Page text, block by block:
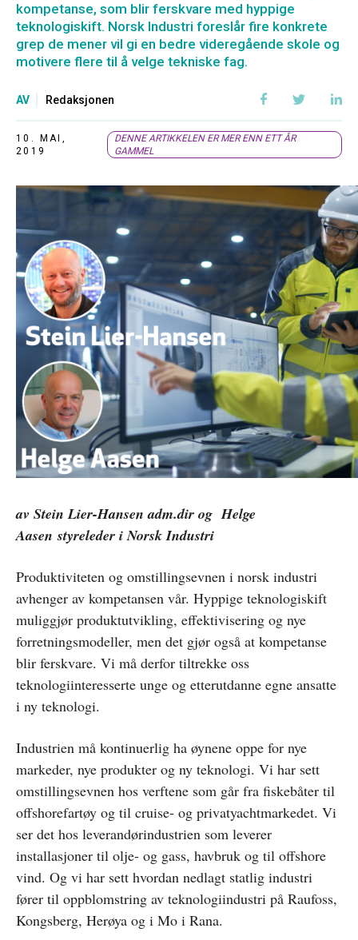
kompetanse, som blir ferskvare med hyppige
teknologiskift. Norsk Industri foreslår fire konkrete
grep de mener vil gi en bedre videregående skole og
motivere flere til å velge tekniske fag.
AV Redaksjonen
10. MAI,
2019
DENNE ARTIKKELEN ER MER ENN ETT ÅR
GAMMEL
av Stein Lier-Hansen adm.dir og Helge
Aasen styreleder i Norsk Industri
Produktiviteten og omstillingsevnen i norsk industri
avhenger av kompetansen vår. Hyppige teknologiskift
muliggjør produktutvikling, effektivisering og nye
forretningsmodeller, men det gjør også at kompetanse
blir ferskvare. Vi må derfor tiltrekke oss
teknologiinteresserte unge og etterutdanne egne ansatte
i ny teknologi.
Industrien må kontinuerlig ha øynene oppe for nye
markeder, nye produkter og ny teknologi. Vi har sett
omstillingsevnen hos verftene som går fra fiskebåter til
offshorefartøy og til cruise- og privatyachtmarkedet. Vi
ser det hos leverandørindustrien som leverer
installasjoner til olje- og gass, havbruk og til offshore
vind. Og vi har sett hvordan nedlagt statlig industri
fører til oppblomstring av teknologiindustri på Raufoss,
Kongsberg, Herøya og i Mo i Rana.